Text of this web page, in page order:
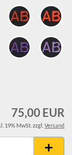
75,00 EUR
19% MwSt. zzgl. Versand